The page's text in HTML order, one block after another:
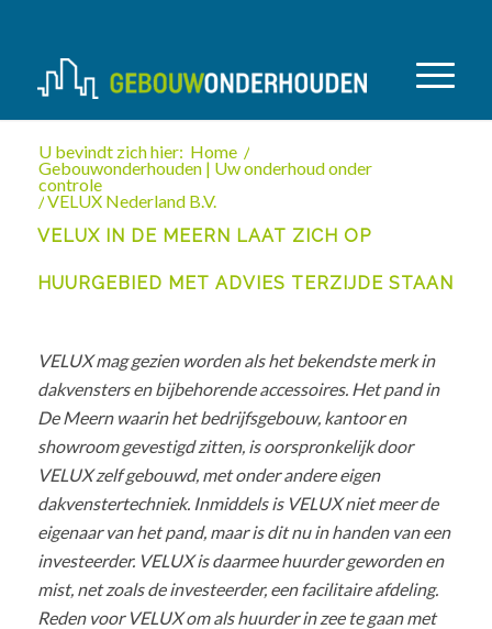
U bevindt zich hier: Home /
Gebouwonderhouden | Uw onderhoud onder
controle
/VELUX Nederland B.V.
VELUX IN DE MEERN LAAT ZICH OP
HUURGEBIED MET ADVIES TERZIJDE STAAN
VELUX mag gezien worden als het bekendste merk in
dakvensters en bijbehorende accessoires. Het pand in
De Meern waarin het bedrijfsgebouw, kantoor en
showroom gevestigd zitten, is oorspronkelijk door
VELUX zelf gebouwd, met onder andere eigen
dakvenstertechniek. Inmiddels is VELUX niet meer de
eigenaar van het pand, maar is dit nu in handen van een
investeerder. VELUX is daarmee huurder geworden en
mist, net zoals de investeerder, een facilitaire afdeling.
Reden voor VELUX om als huurder in zee te gaan met